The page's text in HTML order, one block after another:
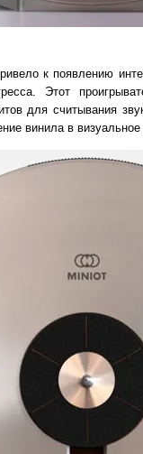
к появлению
Этот
для считывания
винила в